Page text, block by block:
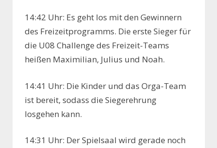
14:42 Uhr: Es geht los mit den Gewinnern
des Freizeitprogramms. Die erste Sieger für
die U08 Challenge des Freizeit-Teams
heißen Maximilian, Julius und Noah.
14:41 Uhr: Die Kinder und das Orga-Team
ist bereit, sodass die Siegerehrung
losgehen kann.
14:31 Uhr: Der Spielsaal wird gerade noch